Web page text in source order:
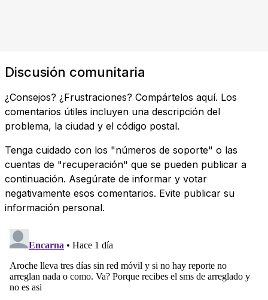
Discusión comunitaria
¿Consejos? ¿Frustraciones? Compártelos aquí. Los
comentarios útiles incluyen una descripción del
problema, la ciudad y el código postal.
Tenga cuidado con los "números de soporte" o las
cuentas de "recuperación" que se pueden publicar a
continuación. Asegúrate de informar y votar
negativamente esos comentarios. Evite publicar su
información personal.